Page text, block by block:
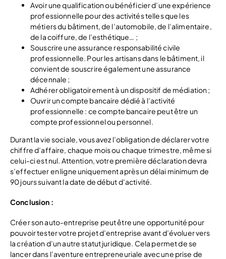
Avoir une qualification ou bénéficier d’une expérience
professionnelle pour des activités telles que les
métiers du bâtiment, de l’automobile, de l’alimentaire,
de la coiffure, de l’esthétique… ;
Souscrire une assurance responsabilité civile
professionnelle. Pour les artisans dans le bâtiment, il
convient de souscrire également une assurance
décennale ;
Adhérer obligatoirement à un dispositif de médiation ;
Ouvrir un compte bancaire dédié à l’activité
professionnelle : ce compte bancaire peut être un
compte professionnel ou personnel.
Durant la vie sociale, vous avez l’obligation de déclarer votre
chiffre d’affaire, chaque mois ou chaque trimestre, même si
celui-ci est nul. Attention, votre première déclaration devra
s’effectuer en ligne uniquement après un délai minimum de
90 jours suivant la date de début d’activité.
Conclusion :
Créer son auto-entreprise peut être une opportunité pour
pouvoir tester votre projet d’entreprise avant d’évoluer vers
la création d’un autre statut juridique. Cela permet de se
lancer dans l’aventure entrepreneuriale avec une prise de